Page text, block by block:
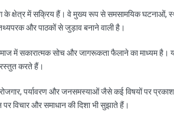
के क्षेत्र में सक्रिय हैं। वे मुख्य रूप से समसामयिक घटनाओं,
और पाठकों से जुड़ाव बनाने वाली है।
में सकारात्मक सोच और जागरूकता फैलाने का माध्यम है।
करते हैं।
पर्यावरण और जनसमस्याओं जैसे कई विषयों पर
विचार और समाधान की दिशा भी सुझाते हैं।